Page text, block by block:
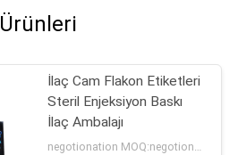
Ürünleri
İlaç Cam Flakon Etiketleri
Steril Enjeksiyon Baskı
İlaç Ambalajı
negotionation MOQ:negotionation